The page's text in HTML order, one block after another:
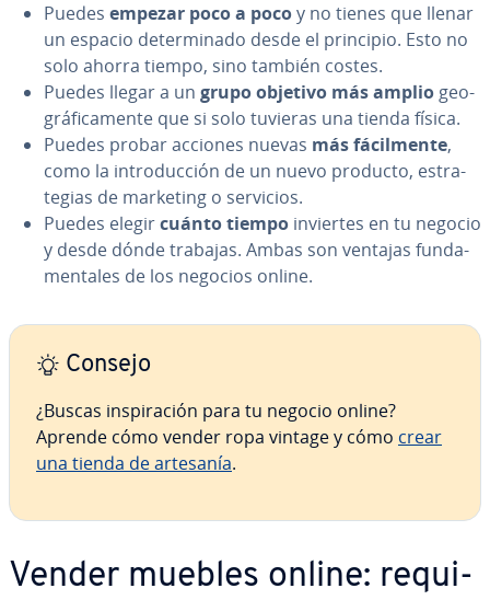
Puedes empezar poco a pocoy no tienes que llenar
un espacio de­te­r­mi­na­do desde el principio. Esto no
solo ahorra tiempo, sino también costes.
Puedes llegar a un grupo objetivo más amplio geo­
grá­fi­ca­me­n­te que si solo tuvieras una tienda física.
Puedes probar acciones nuevas más fá­ci­l­me­n­te,
como la in­tro­du­c­ción de un nuevo producto, es­tra­
te­gias de marketing o servicios.
Puedes elegircuánto tiempo inviertes en tu negocio
y desde dónde trabajas. Ambas son ventajas fu­n­da­
me­n­ta­les de los negocios online.
Consejo
¿Buscas in­s­pi­ra­ción para tu negocio online?
Aprende cómo vender ropa vintage y cómo crear
una tienda de artesanía.
Vender muebles online: re­qui­